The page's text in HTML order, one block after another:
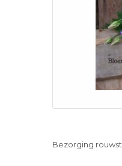
Bezorging